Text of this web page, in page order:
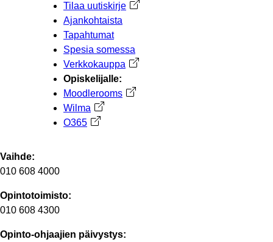
Tilaa uutiskirje Avautuu uuteen välilehteen
Ajankohtaista
Tapahtumat
Spesia somessa
Verkkokauppa Avautuu uuteen välilehteen
Opiskelijalle:
Moodlerooms Avautuu uuteen välilehteen
Wilma Avautuu uuteen välilehteen
O365 Avautuu uuteen välilehteen
Vaihde:
010 608 4000
Opintotoimisto:
010 608 4300
Opinto-ohjaajien päivystys: